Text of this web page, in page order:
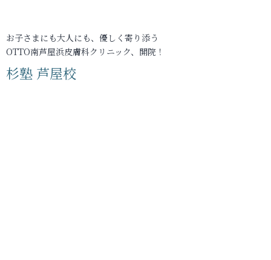
お子さまにも大人にも、優しく寄り添う
OTTO南芦屋浜皮膚科クリニック、開院！
杉塾 芦屋校